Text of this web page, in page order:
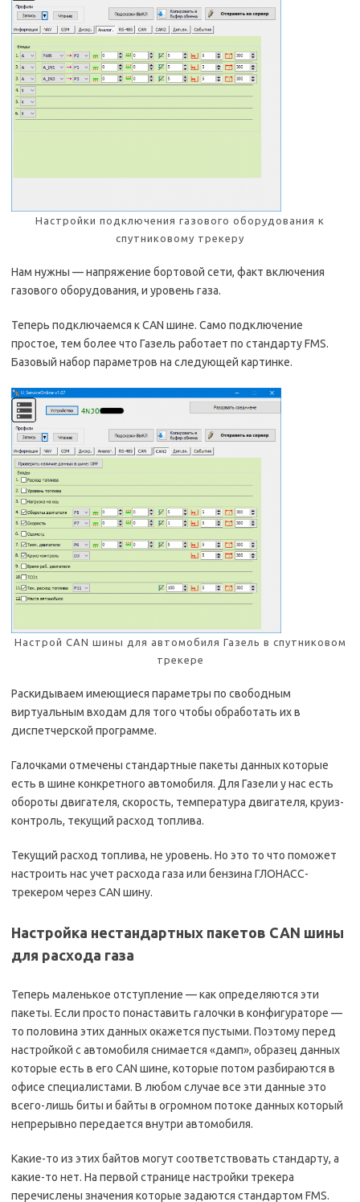
Настройки подключения газового оборудования к
спутниковому трекеру
Нам нужны — напряжение бортовой сети, факт включения
газового оборудования, и уровень газа.
Теперь подключаемся к CAN шине. Само подключение
простое, тем более что Газель работает по стандарту FMS.
Базовый набор параметров на следующей картинке.
Настрой CAN шины для автомобиля Газель в спутниковом
трекере
Раскидываем имеющиеся параметры по свободным
виртуальным входам для того чтобы обработать их в
диспетчерской программе.
Галочками отмечены стандартные пакеты данных которые
есть в шине конкретного автомобиля. Для Газели у нас есть
обороты двигателя, скорость, температура двигателя, круиз-
контроль, текущий расход топлива.
Текущий расход топлива, не уровень. Но это то что поможет
настроить нас учет расхода газа или бензина ГЛОНАСС-
трекером через CAN шину.
Настройка нестандартных пакетов CAN шины
для расхода газа
Теперь маленькое отступление — как определяются эти
пакеты. Если просто понаставить галочки в конфигураторе —
то половина этих данных окажется пустыми. Поэтому перед
настройкой с автомобиля снимается «дамп», образец данных
которые есть в его CAN шине, которые потом разбираются в
офисе специалистами. В любом случае все эти данные это
всего-лишь биты и байты в огромном потоке данных который
непрерывно передается внутри автомобиля.
Какие-то из этих байтов могут соответствовать стандарту, а
какие-то нет. На первой странице настройки трекера
перечислены значения которые задаются стандартом FMS.